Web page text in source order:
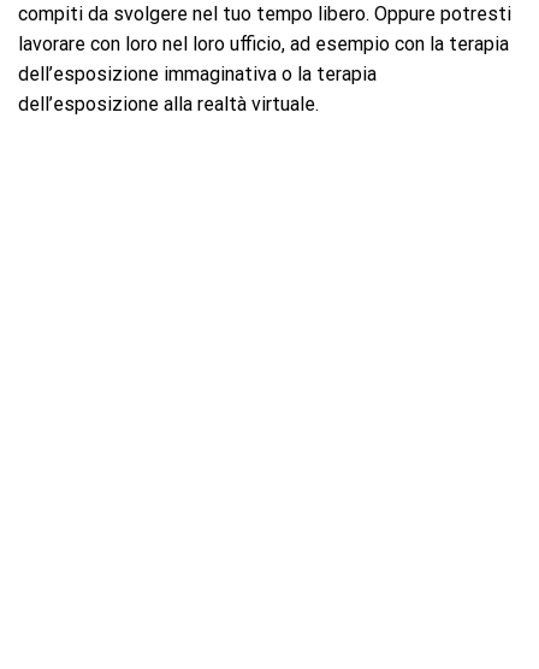
compiti da svolgere nel tuo tempo libero. Oppure potresti
lavorare con loro nel loro ufficio, ad esempio con la terapia
dell’esposizione immaginativa o la terapia
dell’esposizione alla realtà virtuale.